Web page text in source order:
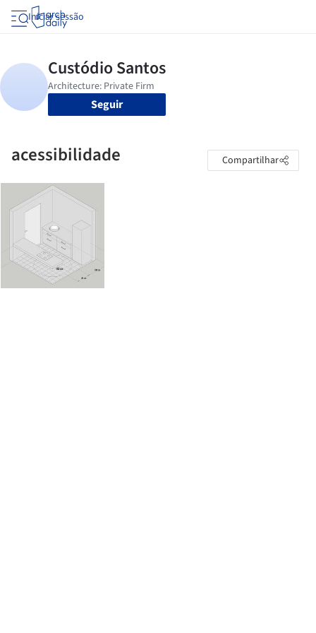
Iniciar sessão
Seguir
acessibilidade Compartilhar